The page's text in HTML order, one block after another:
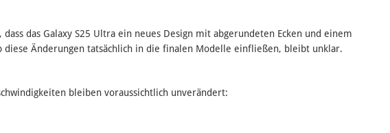
das Galaxy S25 Ultra ein neues Design mit abgerundeten Ecken und einem
diese Änderungen tatsächlich in die finalen Modelle einfließen, bleibt unklar.
bleiben voraussichtlich unverändert: